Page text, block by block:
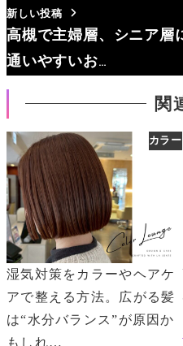
新しい投稿
高槻で主婦層、シニア層
通いやすいお…
関
カラー
湿気対策をカラーやヘアケ
アで整える方法。広がる髪
は“水分バランス”が原因か
もしれ…